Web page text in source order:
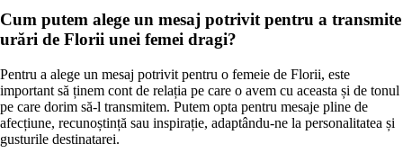
Cum putem alege un mesaj potrivit pentru a transmite
urări de Florii unei femei dragi?
Pentru a alege un mesaj potrivit pentru o femeie de Florii, este
important să ținem cont de relația pe care o avem cu aceasta și de tonul
pe care dorim să-l transmitem. Putem opta pentru mesaje pline de
afecțiune, recunoștință sau inspirație, adaptându-ne la personalitatea și
gusturile destinatarei.